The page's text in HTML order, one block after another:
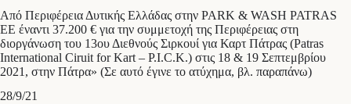
Από Περιφέρεια Δυτικής Ελλάδας στην PARK & WASH PATRAS
ΕΕ έναντι 37.200 € για την συμμετοχή της Περιφέρειας στη
διοργάνωση του 13ου Διεθνούς Σιρκουί για Καρτ Πάτρας (Patras
International Ciruit for Kart – P.I.C.K.) στις 18 & 19 Σεπτεμβρίου
2021, στην Πάτρα» (Σε αυτό έγινε το ατύχημα, βλ. παραπάνω)
28/9/21